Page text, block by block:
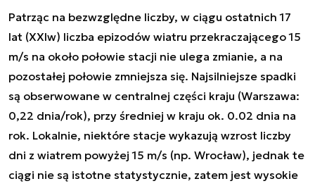
Patrząc na bezwzględne liczby, w ciągu ostatnich 17
lat (XXIw) liczba epizodów wiatru przekraczającego 15
m/s na około połowie stacji nie ulega zmianie, a na
pozostałej połowie zmniejsza się. Najsilniejsze spadki
są obserwowane w centralnej części kraju (Warszawa:
0,22 dnia/rok), przy średniej w kraju ok. 0.02 dnia na
rok. Lokalnie, niektóre stacje wykazują wzrost liczby
dni z wiatrem powyżej 15 m/s (np. Wrocław), jednak te
ciągi nie są istotne statystycznie, zatem jest wysokie